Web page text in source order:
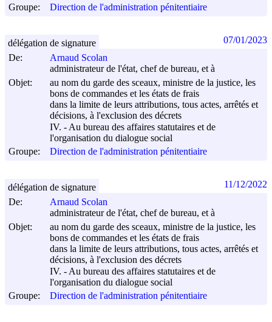
Groupe:
Direction de l'administration pénitentiaire
De:
Arnaud Scolan
administrateur de l'état, chef de bureau, et à
Objet:
au nom du garde des sceaux, ministre de la justice, les
bons de commandes et les états de frais
dans la limite de leurs attributions, tous actes, arrêtés et
décisions, à l'exclusion des décrets
IV. - Au bureau des affaires statutaires et de
l'organisation du dialogue social
Groupe:
Direction de l'administration pénitentiaire
délégation de signature 07/01/2023
De:
Arnaud Scolan
administrateur de l'état, chef de bureau, et à
Objet:
au nom du garde des sceaux, ministre de la justice, les
bons de commandes et les états de frais
dans la limite de leurs attributions, tous actes, arrêtés et
décisions, à l'exclusion des décrets
IV. - Au bureau des affaires statutaires et de
l'organisation du dialogue social
Groupe:
Direction de l'administration pénitentiaire
délégation de signature 11/12/2022